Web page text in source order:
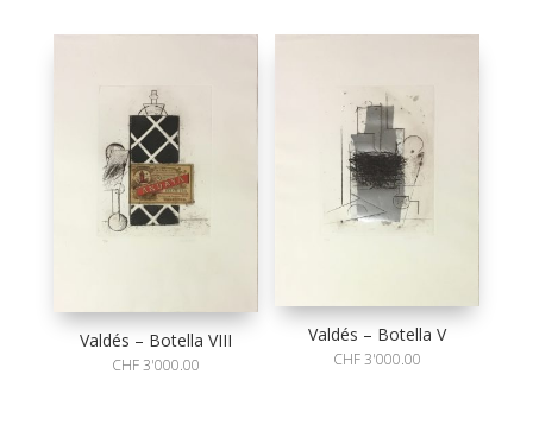
Valdés – Botella VIII
CHF3'000.00
Valdés – Botella V
CHF3'000.00